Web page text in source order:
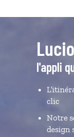
l'appli
clic
Notre
design